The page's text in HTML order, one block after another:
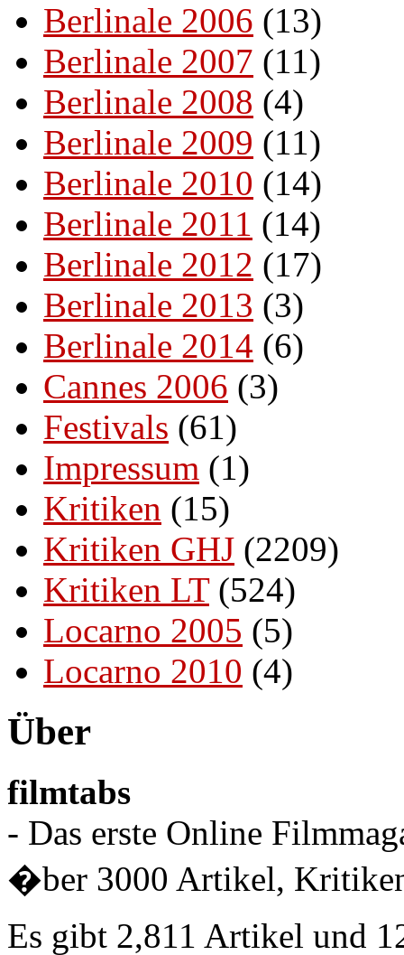
Berlinale 2006 (13)
Berlinale 2007 (11)
Berlinale 2008 (4)
Berlinale 2009 (11)
Berlinale 2010 (14)
Berlinale 2011 (14)
Berlinale 2012 (17)
Berlinale 2013 (3)
Berlinale 2014 (6)
Cannes 2006 (3)
Festivals (61)
Impressum (1)
Kritiken (15)
Kritiken GHJ (2209)
Kritiken LT(524)
Locarno 2005 (5)
Locarno 2010 (4)
Über
filmtabs
- Das erste Online
�ber 3000 Artikel,
Es gibt 2,811 Artikel und